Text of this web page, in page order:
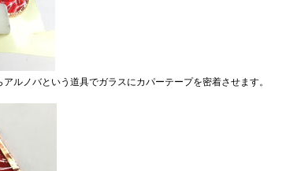
ルノバという道具でガラスにカパーテープを密着させます。